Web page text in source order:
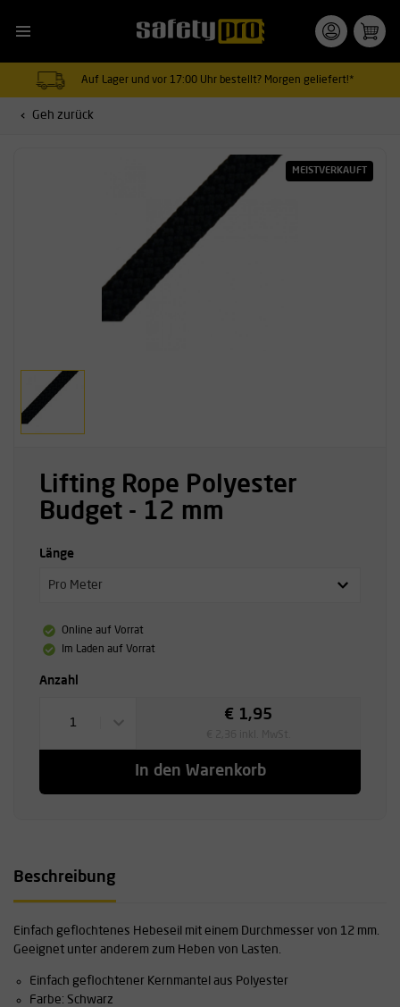
Auf Lager und vor 17:00 Uhr bestellt? Morgen geliefert!*
Geh zurück
MEISTVERKAUFT
Lifting Rope Polyester
Budget - 12 mm
Länge
Pro Meter
Online auf Vorrat
Im Laden auf Vorrat
Anzahl
1
€ 1,95
In den Warenkorb
Beschreibung
Einfach geflochtenes Hebeseil mit einem Durchmesser von 12 mm.
Geeignet unter anderem zum Heben von Lasten.
Einfach geflochtener Kernmantel aus Polyester
Farbe: Schwarz